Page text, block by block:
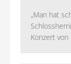
„Man hat
Konzert von